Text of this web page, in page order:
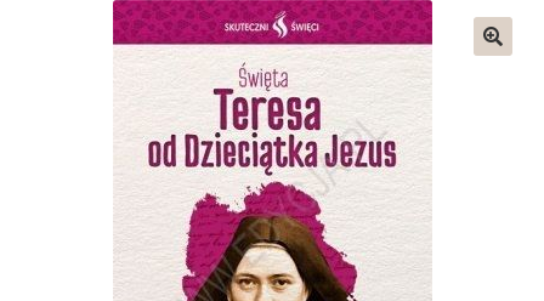
Promocje
Kontakt